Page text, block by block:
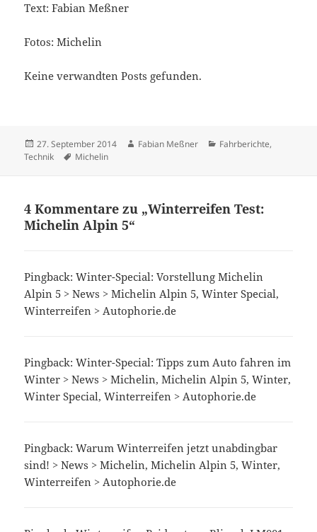
Text: Fabian Meßner
Fotos: Michelin
Keine verwandten Posts gefunden.
Veröffentlicht
am
27. September 2014 Autor
Fabian Meßner Kategorien
Fahrberichte,
Technik
Schlagwörter
Michelin
4 Kommentare zu „Winterreifen Test:
Michelin Alpin 5“
Pingback: Winter-Special: Vorstellung Michelin
Alpin 5 > News > Michelin Alpin 5, Winter Special,
Winterreifen > Autophorie.de
Pingback: Winter-Special: Tipps zum Auto fahren im
Winter > News > Michelin, Michelin Alpin 5, Winter,
Winter Special, Winterreifen > Autophorie.de
Pingback: Warum Winterreifen jetzt unabdingbar
sind! > News > Michelin, Michelin Alpin 5, Winter,
Winterreifen > Autophorie.de